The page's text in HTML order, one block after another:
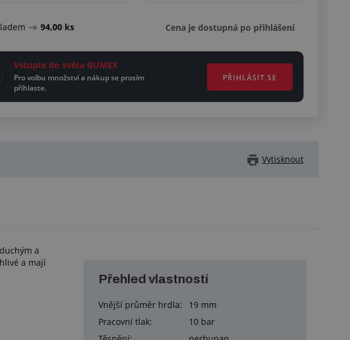
94,00 ks Cena je dostupná po přihlášení
Vstupte do světa GUMEX
Pro volbu množství a nákup se prosím
přihlaste.
PŘIHLÁSIT SE
Vytisknout
a
a mají
Přehled vlastností
Vnější průměr hrdla:
19 mm
Pracovní tlak:
10 bar